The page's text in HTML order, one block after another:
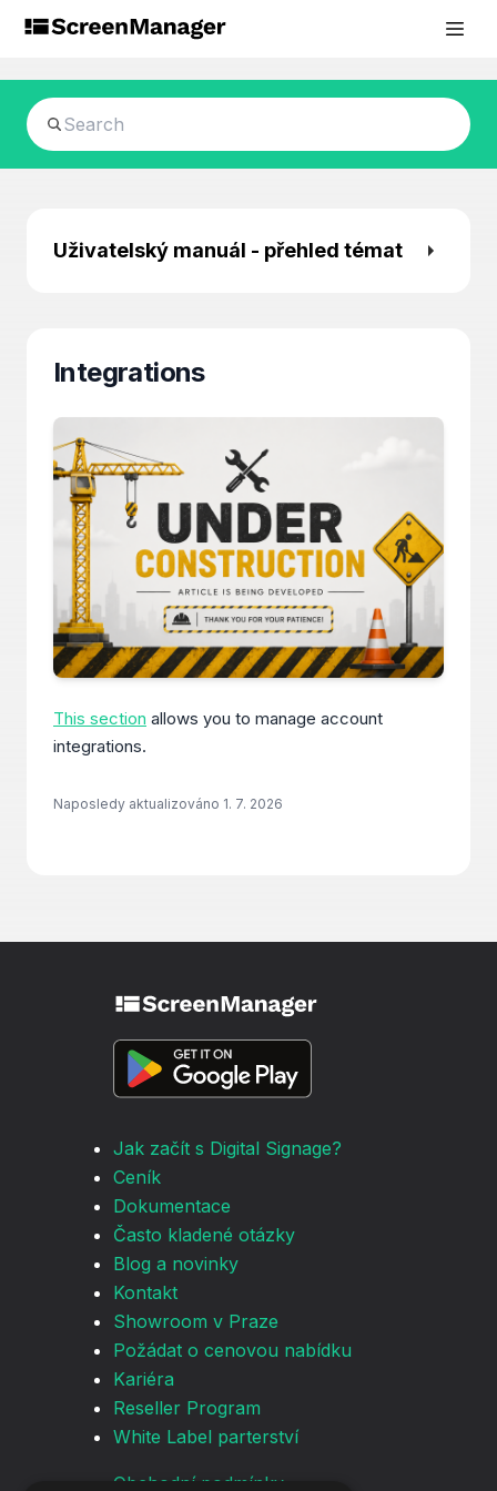
Uživatelský manuál - přehled témat
Integrations
This section allows you to manage account
integrations.
Naposledy aktualizováno 1. 7. 2026
Jak začít s Digital Signage?
Ceník
Dokumentace
Často kladené otázky
Blog a novinky
Kontakt
Showroom v Praze
Požádat o cenovou nabídku
Kariéra
Reseller Program
White Label parterství
Obchodní podmínky